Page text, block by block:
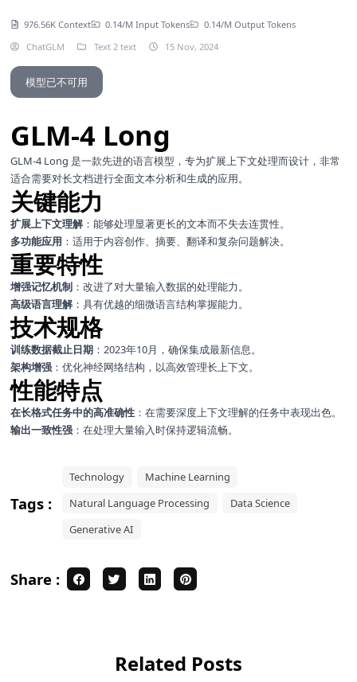
976.56K Context 0.14/M Input Tokens
0.14/M Output Tokens
ChatGLM
Text 2 text 15 Nov, 2024
模型已不可用
GLM-4 Long
GLM-4 Long 是一款先进的语言模型，专为扩展上下文处理而设计，非常
适合需要对长文档进行全面文本分析和生成的应用。
关键能力
扩展上下文理解：能够处理显著更长的文本而不失去连贯性。
多功能应用 ：适用于内容创作、摘要、翻译和复杂问题解决。
重要特性
增强记忆机制：改进了对大量输入数据的处理能力。
高级语言理解：具有优越的细微语言结构掌握能力。
技术规格
训练数据截止日期：2023年10月，确保集成最新信息。
架构增强：优化神经网络结构，以高效管理长上下文。
性能特点
在长格式任务中的高准确性：在需要深度上下文理解的任务中表现出色。
输出一致性强：在处理大量输入时保持逻辑流畅。
Tags :
Technology
Machine Learning
Natural Language Processing
Data Science
Generative AI
Share :
Related Posts